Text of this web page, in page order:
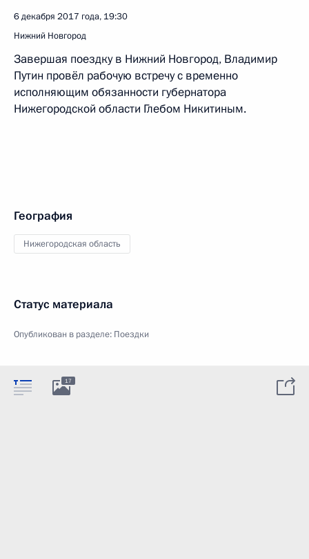
6 декабря 2017 года, 19:30
Нижний Новгород
Завершая поездку в Нижний Новгород, Владимир
Путин провёл рабочую встречу с временно
исполняющим обязанности губернатора
Нижегородской области Глебом Никитиным.
География
Нижегородская область
Статус материала
Опубликован в разделе: Поездки
17